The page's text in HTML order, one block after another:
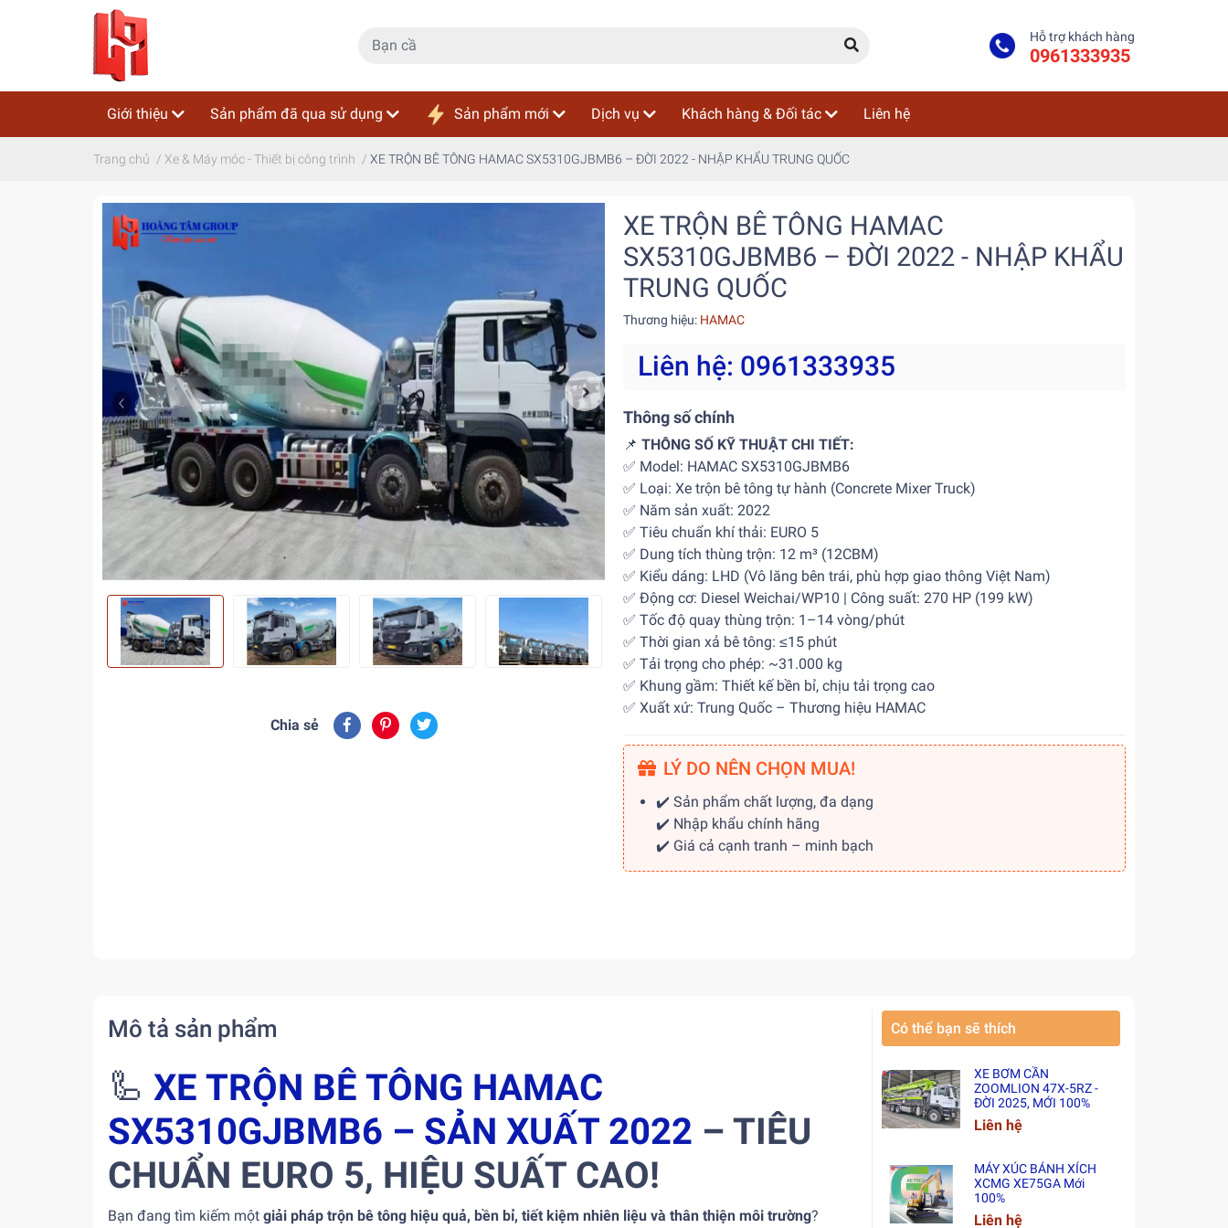
Hỗ trợ khách hàng
0961333935
Giới thiệu Sản phẩm đã qua sử dụng Sản phẩm mới Dịch vụ Khách hàng & Đối tác Liên hệ
Trang chủ / Xe & Máy móc - Thiết bị công trình / XE TRỘN BÊ TÔNG HAMAC SX5310GJBMB6 – ĐỜI 2022 - NHẬP KHẨU TRUNG QUỐC
Chia sẻ
XE TRỘN BÊ TÔNG HAMAC
SX5310GJBMB6 – ĐỜI 2022 - NHẬP KHẨU
TRUNG QUỐC
Thương hiệu: HAMAC
Liên hệ: 0961333935
Thông số chính
📌 THÔNG SỐ KỸ THUẬT CHI TIẾT:
✅ Model: HAMAC SX5310GJBMB6
✅ Loại: Xe trộn bê tông tự hành (Concrete Mixer Truck)
✅ Năm sản xuất: 2022
✅ Tiêu chuẩn khí thải: EURO 5
✅ Dung tích thùng trộn: 12 m³ (12CBM)
✅ Kiểu dáng: LHD (Vô lăng bên trái, phù hợp giao thông Việt Nam)
✅ Động cơ: Diesel Weichai/WP10 | Công suất: 270 HP (199 kW)
✅ Tốc độ quay thùng trộn: 1–14 vòng/phút
✅ Thời gian xả bê tông: ≤15 phút
✅ Tải trọng cho phép: ~31.000 kg
✅ Khung gầm: Thiết kế bền bỉ, chịu tải trọng cao
✅ Xuất xứ: Trung Quốc – Thương hiệu HAMAC
LÝ DO NÊN CHỌN MUA!
✔️ Sản phẩm chất lượng, đa dạng
✔️ Nhập khẩu chính hãng
✔️ Giá cả cạnh tranh – minh bạch
Mô tả sản phẩm
🦾 XE TRỘN BÊ TÔNG HAMAC
SX5310GJBMB6 – SẢN XUẤT 2022 – TIÊU
CHUẨN EURO 5, HIỆU SUẤT CAO!
Bạn đang tìm kiếm một giải pháp trộn bê tông hiệu quả, bền bỉ, tiết kiệm nhiên liệu và thân thiện môi trường?
Có thể bạn sẽ thích
XE BƠM CẦN
ZOOMLION 47X-5RZ -
ĐỜI 2025, MỚI 100%
Liên hệ
MÁY XÚC BÁNH XÍCH
XCMG XE75GA Mới
100%
Liên hệ